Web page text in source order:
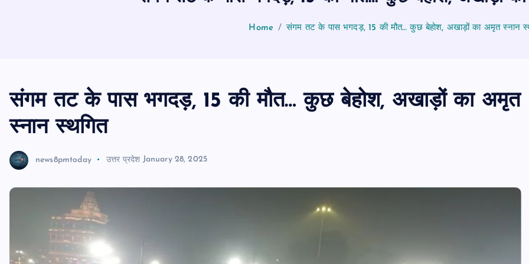
Home संगम तट के पास भगदड़, 15 की मौत… कुछ बेहोश, अखाड़ों का अमृत स्नान
संगम तट के पास भगदड़, 15 की मौत… कुछ बेहोश, अखाड़ों का अमृत
स्नान स्थगित
news8pmtoday उत्तर प्रदेश January 28, 2025